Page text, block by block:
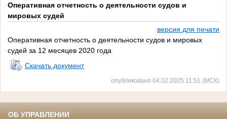
Оперативная отчетность о деятельности судов и
мировых судей
версия для печати
Оперативная отчетность о деятельности судов и мировых
судей за 12 месяцев 2020 года
Скачать документ
опубликовано 04.02.2025 11:51 (МСК)
ОБ УПРАВЛЕНИИ